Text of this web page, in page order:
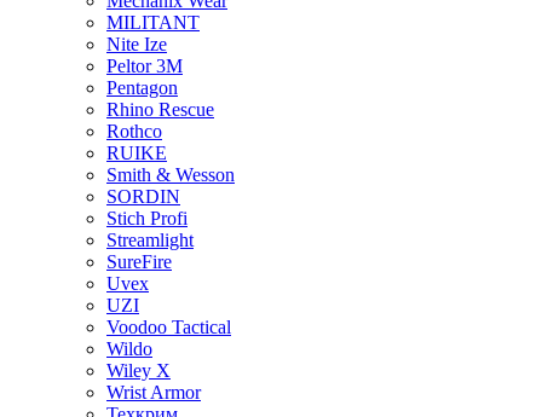
MILITANT
Nite Ize
Peltor 3M
Pentagon
Rhino Rescue
Rothco
RUIKE
Smith & Wesson
SORDIN
Stich Profi
Streamlight
SureFire
Uvex
UZI
Voodoo Tactical
Wildo
Wiley X
Wrist Armor